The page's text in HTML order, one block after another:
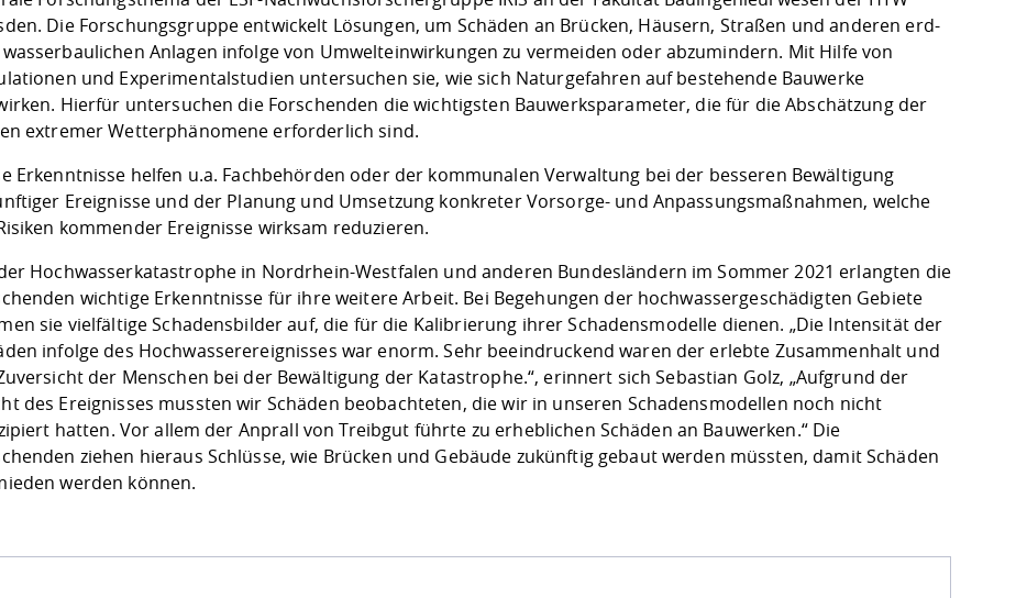
Die Forschungsgruppe entwickelt Lösungen, um Schäden an Brücken, Häusern, Straßen und anderen erd-
Anlagen infolge von Umwelteinwirkungen zu vermeiden oder abzumindern. Mit Hilfe von
und Experimentalstudien untersuchen sie, wie sich Naturgefahren auf bestehende Bauwerke
Hierfür untersuchen die Forschenden die wichtigsten Bauwerksparameter, die für die Abschätzung der
extremer Wetterphänomene erforderlich sind.
Erkenntnisse helfen u.a. Fachbehörden oder der kommunalen Verwaltung bei der besseren Bewältigung
Ereignisse und der Planung und Umsetzung konkreter Vorsorge- und Anpassungsmaßnahmen, welche
kommender Ereignisse wirksam reduzieren.
Hochwasserkatastrophe in Nordrhein-Westfalen und anderen Bundesländern im Sommer 2021 erlangten die
wichtige Erkenntnisse für ihre weitere Arbeit. Bei Begehungen der hochwassergeschädigten Gebiete
sie vielfältige Schadensbilder auf, die für die Kalibrierung ihrer Schadensmodelle dienen. „Die Intensität der
infolge des Hochwasserereignisses war enorm. Sehr beeindruckend waren der erlebte Zusammenhalt und
der Menschen bei der Bewältigung der Katastrophe.“, erinnert sich Sebastian Golz, „Aufgrund der
des Ereignisses mussten wir Schäden beobachteten, die wir in unseren Schadensmodellen noch nicht
hatten. Vor allem der Anprall von Treibgut führte zu erheblichen Schäden an Bauwerken.“ Die
ziehen hieraus Schlüsse, wie Brücken und Gebäude zukünftig gebaut werden müssten, damit Schäden
werden können.